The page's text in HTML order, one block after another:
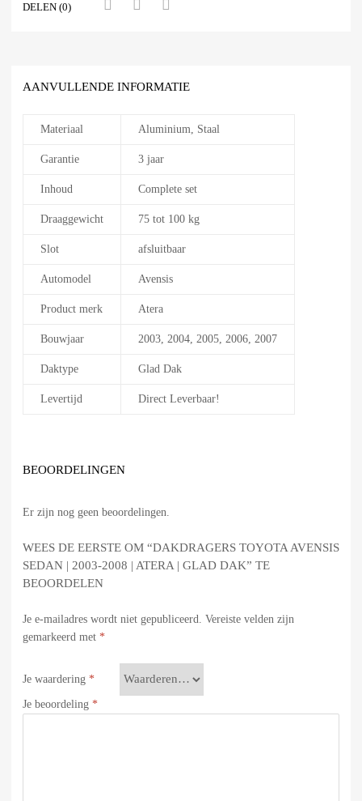
DELEN (0)
AANVULLENDE INFORMATIE
Materiaal Aluminium, Staal
Garantie 3 jaar
Inhoud Complete set
Draaggewicht 75 tot 100 kg
Slot afsluitbaar
Automodel Avensis
Product merk Atera
Bouwjaar 2003, 2004, 2005, 2006, 2007
Daktype Glad Dak
Levertijd Direct Leverbaar!
BEOORDELINGEN
Er zijn nog geen beoordelingen.
WEES DE EERSTE OM “DAKDRAGERS TOYOTA AVENSIS
SEDAN | 2003-2008 | ATERA | GLAD DAK” TE
BEOORDELEN
Je e-mailadres wordt niet gepubliceerd.
Vereiste velden zijn
gemarkeerd met *
Je waardering *
Je beoordeling *